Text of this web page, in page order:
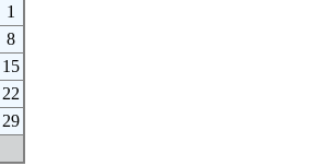
1
8
15
22
29